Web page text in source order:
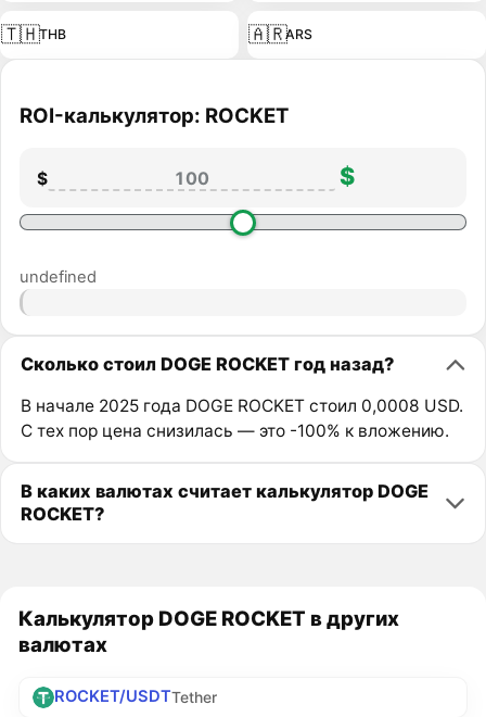
🇹🇭THB 🇦🇷ARS
ROI-калькулятор: ROCKET
$ $
undefined
Сколько стоил DOGE ROCKET год назад?
В начале 2025 года DOGE ROCKET стоил 0,0008 USD.
С тех пор цена снизилась — это -100% к вложению.
В каких валютах считает калькулятор DOGE
ROCKET?
Калькулятор DOGE ROCKET в других
валютах
ROCKET/USDTTether